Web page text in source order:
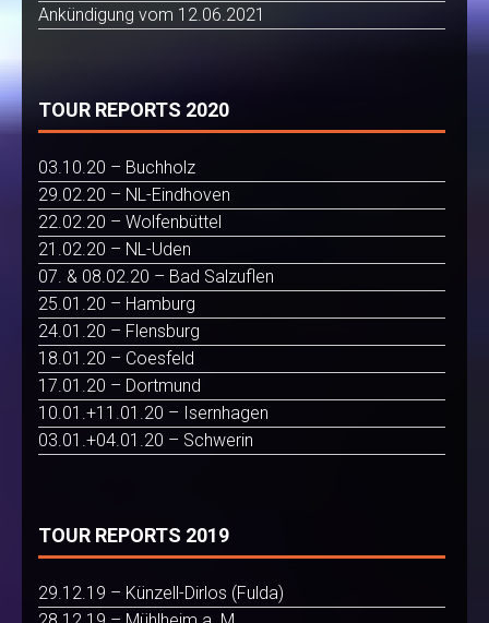
Ankündigung vom 12.06.2021
TOUR REPORTS 2020
03.10.20 – Buchholz
29.02.20 – NL-Eindhoven
22.02.20 – Wolfenbüttel
21.02.20 – NL-Uden
07. & 08.02.20 – Bad Salzuflen
25.01.20 – Hamburg
24.01.20 – Flensburg
18.01.20 – Coesfeld
17.01.20 – Dortmund
10.01.+11.01.20 – Isernhagen
03.01.+04.01.20 – Schwerin
TOUR REPORTS 2019
29.12.19 – Künzell-Dirlos (Fulda)